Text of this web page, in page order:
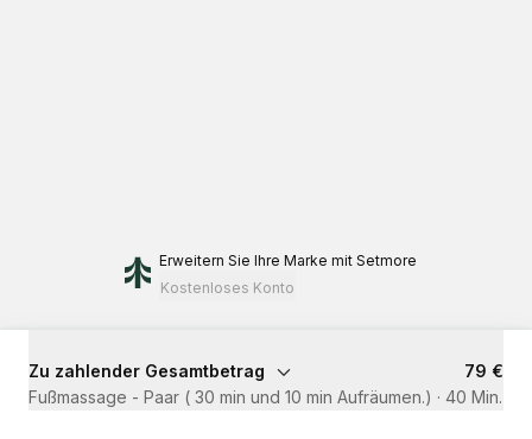
Erweitern Sie Ihre Marke mit Setmore
Kostenloses Konto
Zu zahlender Gesamtbetrag
79 €
Fußmassage - Paar ( 30 min und 10 min Aufräumen.) · 40 Min.